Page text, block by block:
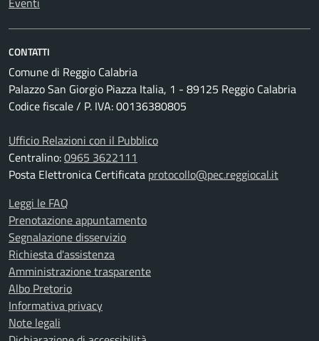
CONTATTI
Comune di Reggio Calabria
Palazzo San Giorgio Piazza Italia, 1 - 89125 Reggio Calabria
Codice fiscale / P. IVA: 00136380805
Ufficio Relazioni con il Pubblico
Centralino:0965 3622111
Posta Elettronica Certificata protocollo@pec.reggiocal.it
Leggi le FAQ
Prenotazione appuntamento
Segnalazione disservizio
Richiesta d'assistenza
Amministrazione trasparente
Albo Pretorio
Informativa privacy
Note legali